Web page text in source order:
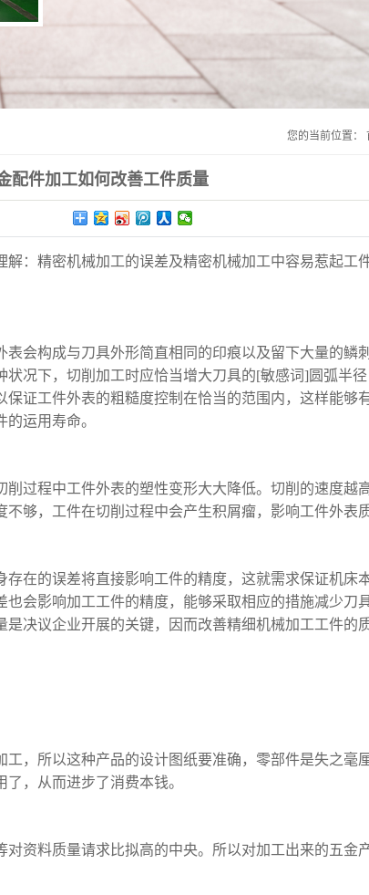
您的当前位置：
配件加工如何改善工件质量
：精密机械加工的误差及精密机械加工中容易惹起工
会构成与刀具外形简直相同的印痕以及留下大量的鳞
况下，切削加工时应恰当增大刀具的[敏感词]圆弧半
证工件外表的粗糙度控制在恰当的范围内，这样能够
运用寿命。
过程中工件外表的塑性变形大大降低。切削的速度越
够，工件在切削过程中会产生积屑瘤，影响工件外表质
在的误差将直接影响工件的精度，这就需求保证机床
会影响加工工件的精度，能够采取相应的措施减少刀
决议企业开展的关键，因而改善精细机械加工工件的
，所以这种产品的设计图纸要准确，零部件是失之毫
，从而进步了消费本钱。
资料质量请求比拟高的中央。所以对加工出来的五金